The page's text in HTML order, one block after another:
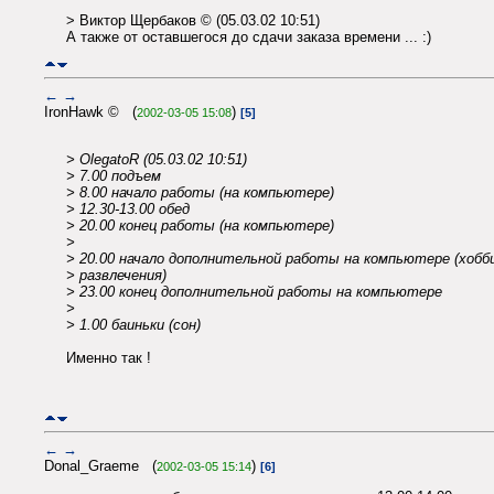
> Виктор Щербаков © (05.03.02 10:51)
А также от оставшегося до сдачи заказа времени ... :)
← →
IronHawk © (2002-03-05 15:08) [5]
> OlegatoR (05.03.02 10:51)
> 7.00 подъем
> 8.00 начало работы (на компьютере)
> 12.30-13.00 обед
> 20.00 конец работы (на компьютере)
>
> 20.00 начало дополнительной работы на компьютере
> развлечения)
> 23.00 конец дополнительной работы на компьютере
>
> 1.00 баиньки (сон)
Именно так !
← →
Donal_Graeme (2002-03-05 15:14) [6]